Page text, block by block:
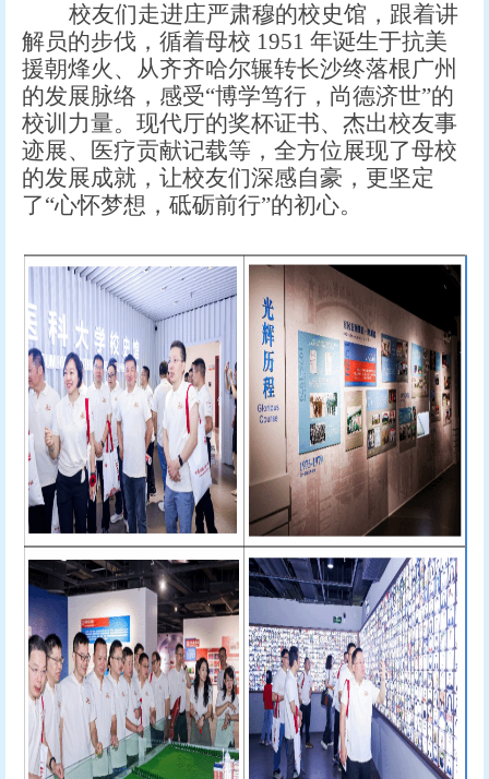
校友们走进庄严肃穆的校史馆，跟着讲
解员的步伐，循着母校 1951 年诞生于抗美
援朝烽火、从齐齐哈尔辗转长沙终落根广州
的发展脉络，感受“博学笃行，尚德济世”的
校训力量。现代厅的奖杯证书、杰出校友事
迹展、医疗贡献记载等，全方位展现了母校
的发展成就，让校友们深感自豪，更坚定
了“心怀梦想，砥砺前行”的初心。